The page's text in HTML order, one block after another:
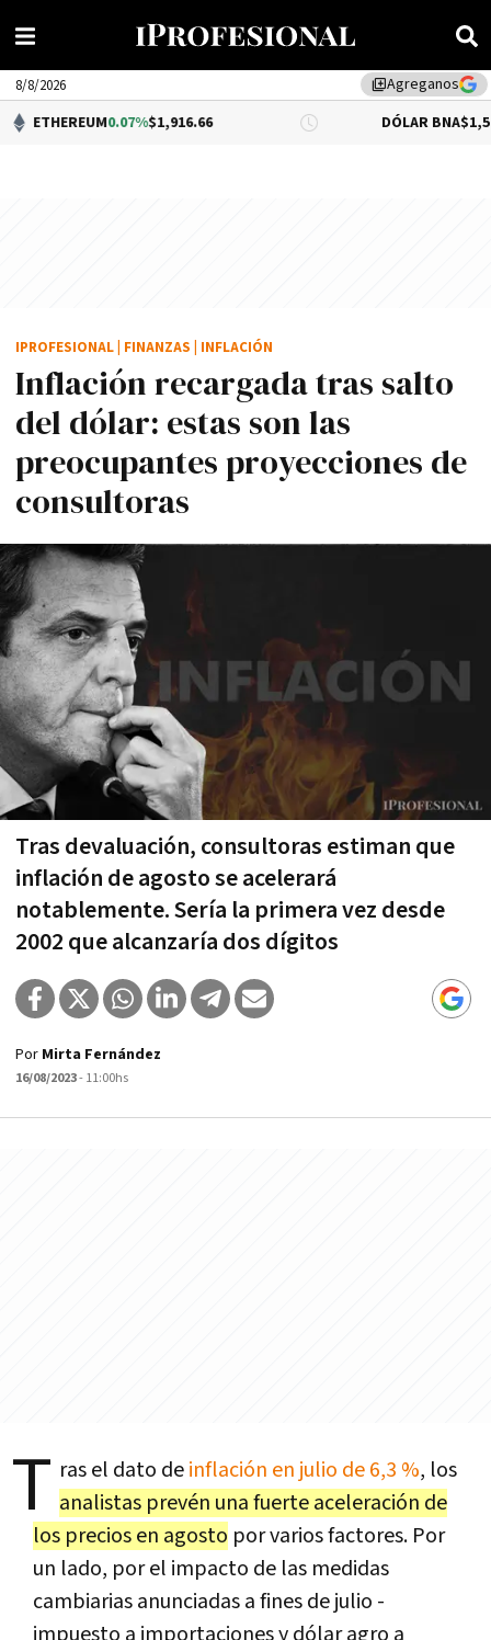
library_addAgreganos
8/8/2026
0.07%$1,916.66 DÓLAR BNA $1,520.00
Inflación recargada tras salto
del dólar: estas son las
preocupantes proyecciones de
consultoras
Tras devaluación, consultoras estiman que
inflación de agosto se acelerará
notablemente. Sería la primera vez desde
2002 que alcanzaría dos dígitos
IPROFESIONAL FINANZAS INFLACIÓN
Por Mirta Fernández
16/08/2023- 11:00hs
T ras el dato deinflación en julio de 6,3 %, los
analistas prevén una fuerte aceleración de
los precios en agosto por varios factores. Por
un lado, por el impacto de las medidas
cambiarias anunciadas a fines de julio -